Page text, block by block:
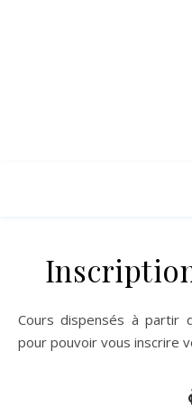
Cours dispensés à partir d’Octobre 2026. ATTENTION :
pour pouvoir vous inscrire